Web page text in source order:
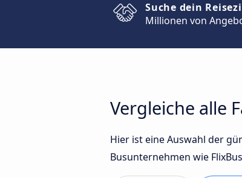
Suche dein
Millionen von
Vergleiche alle
Hier ist eine Auswahl der
Busunternehmen wie